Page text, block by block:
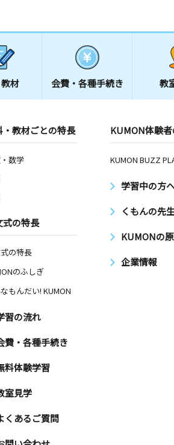
材 会費・ 各種手続き 教
・教材ごとの特長
数学
式の特長
の特長
のふしぎ
もんだい! KUMON
習の流れ
費・各種手続き
料体験学習
室見学
くあるご質問
KUMON体験
KUMON BUZZ
学習中の方
くもんの先
KUMONの
企業情報